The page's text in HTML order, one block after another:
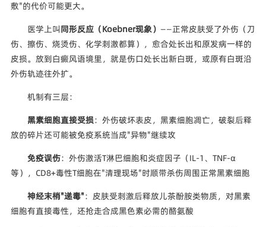
敷"的代价可能更大。
医学上叫同形反应（Koebner现象） ——正常皮肤受了外伤（刀
伤、擦伤、烧烫伤、化学刺激都算），愈合处长出和原发病一样的
皮损。放到白癜风语境里，就是伤口处长出新白斑，或原有白斑沿
外伤轨迹往外扩。
机制有三层：
黑素细胞直接受损：外伤破坏表皮，黑素细胞凋亡，破裂后释
放的碎片还可能被免疫系统当成"异物"继续攻
免疫误伤：外伤激活T淋巴细胞和炎症因子（IL-1、TNF-α
等），CD8+毒性T细胞在"清理现场"时顺带杀伤周围正常黑素细胞
神经末梢"递毒"：皮肤受刺激后释放儿茶酚胺类物质，对黑素
细胞有直接毒性，还抢走合成黑色素必需的酪氨酸